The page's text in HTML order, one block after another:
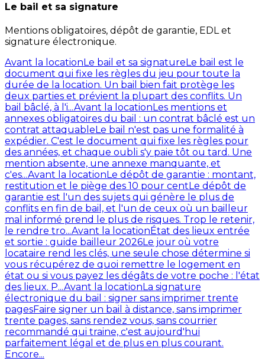
Le bail et sa signature
Mentions obligatoires, dépôt de garantie, EDL et
signature électronique.
Avant la locationLe bail et sa signatureLe bail est le
document qui fixe les règles du jeu pour toute la
durée de la location. Un bail bien fait protège les
deux parties et prévient la plupart des conflits. Un
bail bâclé, à l'i...Avant la locationLes mentions et
annexes obligatoires du bail : un contrat bâclé est un
contrat attaquableLe bail n'est pas une formalité à
expédier. C'est le document qui fixe les règles pour
des années, et chaque oubli s'y paie tôt ou tard. Une
mention absente, une annexe manquante, et
c'es...Avant la locationLe dépôt de garantie : montant,
restitution et le piège des 10 pour centLe dépôt de
garantie est l'un des sujets qui génère le plus de
conflits en fin de bail, et l'un de ceux où un bailleur
mal informé prend le plus de risques. Trop le retenir,
le rendre tro...Avant la locationÉtat des lieux entrée
et sortie : guide bailleur 2026Le jour où votre
locataire rend les clés, une seule chose détermine si
vous récupérez de quoi remettre le logement en
état ou si vous payez les dégâts de votre poche : l'état
des lieux. P...Avant la locationLa signature
électronique du bail : signer sans imprimer trente
pagesFaire signer un bail à distance, sans imprimer
trente pages, sans rendez vous, sans courrier
recommandé qui traine, c'est aujourd'hui
parfaitement légal et de plus en plus courant.
Encore...